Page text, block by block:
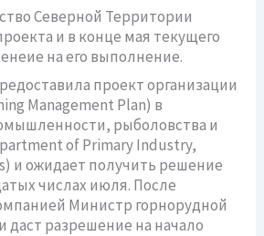
Северной Территории
и в конце мая текущего
на его выполнение.
проект организации
Management Plan) в
рыболовства и
of Primary Industry,
и ожидает получить решение
числах июля. После
Министр горнорудной
разрешение на начало